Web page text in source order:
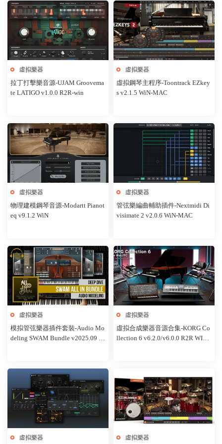
虛拟樂器
拉丁打擊樂音源-UJAM Groovema
te LATIGO v1.0.0 R2R-win
虛拟樂器
虛拟鋼琴主程序-Toontrack EZkey
s v2.1.5 WiN-MAC
虛拟樂器
物理建模鋼琴音源-Modartt Pianot
eq v9.1.2 WiN
虛拟樂器
管弦樂編曲輔助插件-Nextmidi Di
visimate 2 v2.0.6 WiN-MAC
虛拟樂器
模拟管弦樂器插件套裝-Audio Mo
deling SWAM Bundle v2025.09 T
虛拟樂器
虛拟合成樂器音源合集-KORG Co
llection 6 v6.2.0/v6.0.0 R2R WIN-
虛拟樂器 虛拟樂器